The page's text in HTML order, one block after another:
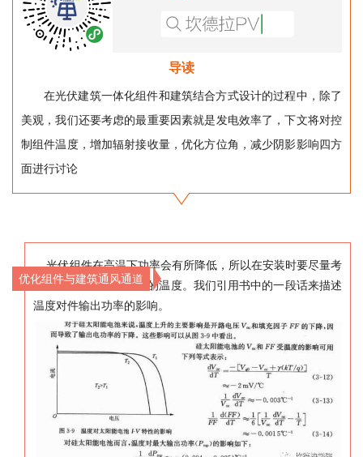
导读
在光伏建筑一体化组件和建筑结合方式设计的过程中，除了
美观，我们还要考虑的最重要因素就是发电效率了，下文将对控
制组件温度，增加辐射接收量，优化方位角，减少阴影影响四方
面进行讨论
优化组件与建筑通风通道
光伏组件在高温下功率会有所降低，所以在安装时要尽量考
虑如何降低组件工作时的温度。我们引用书中的一段话来描述
温度对件输出功率的影响。